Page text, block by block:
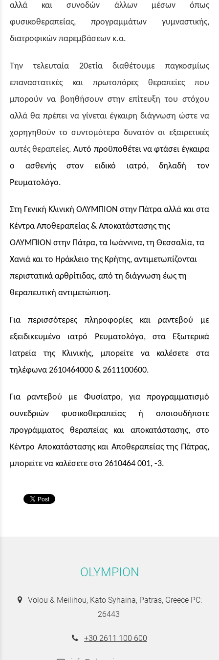
αλλά και συνοδών άλλων μέσων όπως
φυσικοθεραπείας, προγραμμάτων γυμναστικής,
διατροφικών παρεμβάσεων κ.α.
Την τελευταία 20ετία διαθέτουμε παγκοσμίως
επαναστατικές και πρωτοπόρες θεραπείες που
μπορούν να βοηθήσουν στην επίτευξη του στόχου
αλλά θα πρέπει να γίνεται έγκαιρη διάγνωση ώστε να
χορηγηθούν το συντομότερο δυνατόν οι εξαιρετικές
αυτές θεραπείες. Αυτό προϋποθέτει να φτάσει έγκαιρα
ο ασθενής στον ειδικό ιατρό, δηλαδή τον
Ρευματολόγο.
Στη Γενική Κλινική ΟΛΥΜΠΙΟΝ στην Πάτρα αλλά και στα
Κέντρα Αποθεραπείας & Αποκατάστασης της
ΟΛΥΜΠΙΟΝ στην Πάτρα, τα Ιωάννινα, τη Θεσσαλία, τα
Χανιά και το Ηράκλειο της Κρήτης, αντιμετωπίζονται
περιστατικά αρθρίτιδας, από τη διάγνωση έως τη
θεραπευτική αντιμετώπιση.
Για περισσότερες πληροφορίες και ραντεβού με
εξειδικευμένο ιατρό Ρευματολόγο, στα Εξωτερικά
Ιατρεία της Κλινικής, μπορείτε να καλέσετε στα
τηλέφωνα 2610464000 & 2611100600.
Για ραντεβού με Φυσίατρο, για προγραμματισμό
συνεδριών φυσικοθεραπείας ή οποιουδήποτε
προγράμματος θεραπείας και αποκατάστασης, στο
Κέντρο Αποκατάστασης και Αποθεραπείας της Πάτρας,
μπορείτε να καλέσετε στο 2610464 001, -3.
OLYMPION
Volou & Meilihou, Kato Syhaina, Patras, Greece PC:
26443
+30 2611 100 600